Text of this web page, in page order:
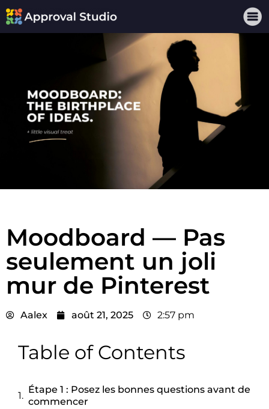
Moodboard — Pas
seulement un joli
mur de Pinterest
Aalex août 21, 2025 2:57 pm
Table of Contents
Étape 1 : Posez les bonnes questions avant de
commencer